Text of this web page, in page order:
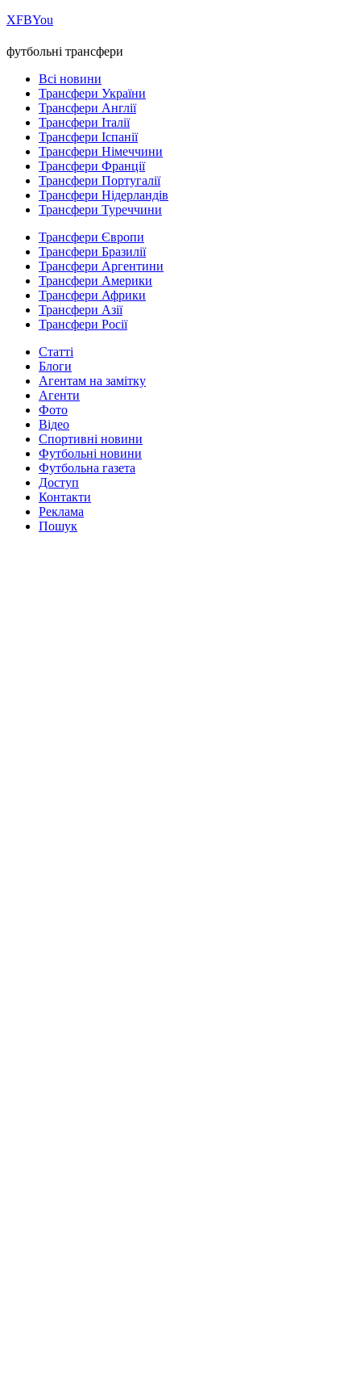
ХFBYou
футбольні трансфери
Всі новини
Трансфери України
Трансфери Англії
Трансфери Італії
Трансфери Іспанії
Трансфери Німеччини
Трансфери Франції
Трансфери Португалії
Трансфери Нідерландів
Трансфери Туреччини
Трансфери Європи
Трансфери Бразилії
Трансфери Аргентини
Трансфери Америки
Трансфери Африки
Трансфери Азії
Трансфери Росії
Статті
Блоги
Агентам на замітку
Агенти
Фото
Відео
Спортивні новини
Футбольні новини
Футбольна газета
Доступ
Контакти
Реклама
Пошук